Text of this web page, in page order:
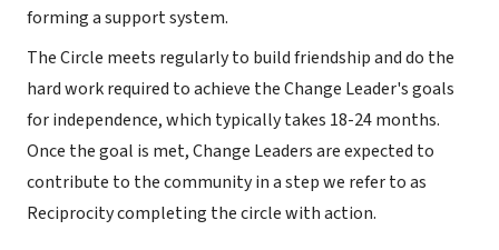
forming a support system.
The Circle meets regularly to build friendship and do the
hard work required to achieve the Change Leader's goals
for independence, which typically takes 18-24 months.
Once the goal is met, Change Leaders are expected to
contribute to the community in a step we refer to as
Reciprocity completing the circle with action.